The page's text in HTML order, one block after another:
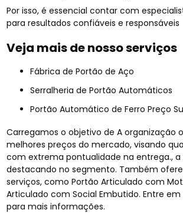
Por isso, é essencial contar com
para resultados confiáveis e responsáveis
Veja mais de nosso serviços
Fábrica de Portão de Aço
Serralheria de Portão Automáticos
Portão Automático de Ferro Preço
Carregamos o objetivo de A organização
melhores preços do mercado, visando
com extrema pontualidade na entrega., a
destacando no segmento. Também
serviços, como Portão Articulado com
Articulado com Social Embutido. Entre
para mais informações.